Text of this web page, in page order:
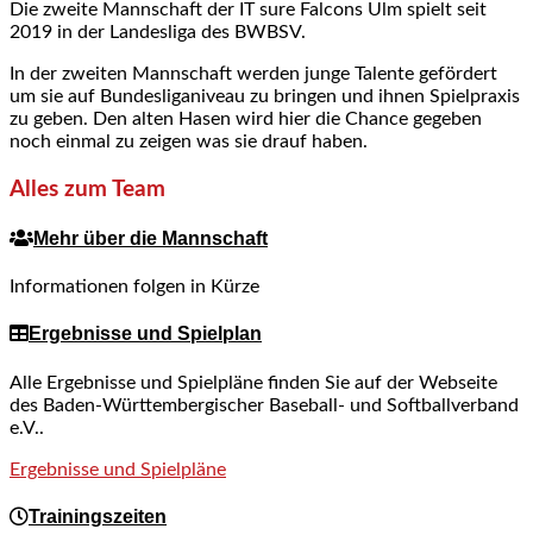
Die zweite Mannschaft der IT sure Falcons Ulm spielt seit
2019 in der Landesliga des BWBSV.
In der zweiten Mannschaft werden junge Talente gefördert
um sie auf Bundesliganiveau zu bringen und ihnen Spielpraxis
zu geben. Den alten Hasen wird hier die Chance gegeben
noch einmal zu zeigen was sie drauf haben.
Alles zum Team
Mehr über die Mannschaft
Informationen folgen in Kürze
Ergebnisse und Spielplan
Alle Ergebnisse und Spielpläne finden Sie auf der Webseite
des Baden-Württembergischer Baseball- und Softballverband
e.V..
Ergebnisse und Spielpläne
Trainingszeiten